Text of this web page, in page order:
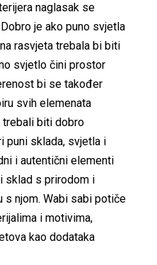
naglasak se
je ako puno svjetla
rasvjeta trebala bi biti
svjetlo čini prostor
bi se također
svih elemenata
trebali biti dobro
puni sklada, svjetla i
i autentični elementi
sklad s prirodom i
s njom. Wabi sabi potiče
i motivima,
kao dodataka